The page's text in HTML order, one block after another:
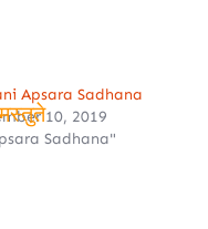
Apsara Sadhana
10, 2019
Sadhana"